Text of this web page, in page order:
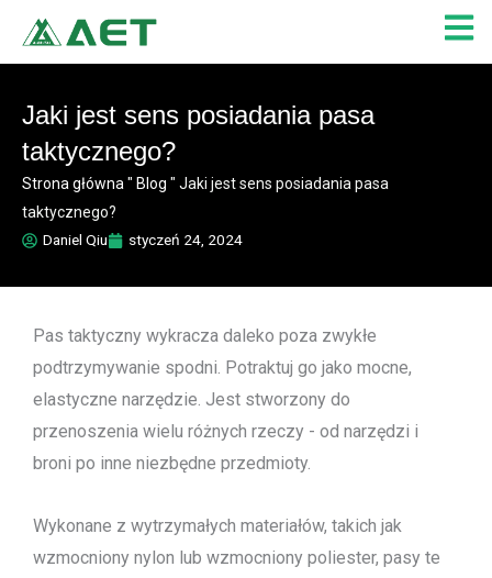
treści
Jaki jest sens posiadania pasa
taktycznego?
Strona główna " Blog " Jaki jest sens posiadania pasa
taktycznego?
Daniel Qiu
styczeń 24, 2024
Pas taktyczny wykracza daleko poza zwykłe
podtrzymywanie spodni. Potraktuj go jako mocne,
elastyczne narzędzie. Jest stworzony do
przenoszenia wielu różnych rzeczy - od narzędzi i
broni po inne niezbędne przedmioty.
Wykonane z wytrzymałych materiałów, takich jak
wzmocniony nylon lub wzmocniony poliester, pasy te